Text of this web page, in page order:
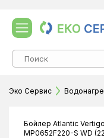
Эко Сервис
Бойлер Atlantic
MP0652F220-S WD